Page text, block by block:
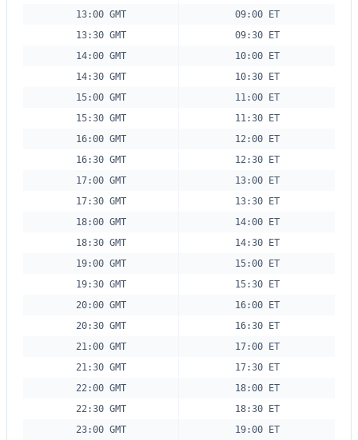
13:00 GMT
09:00 ET
13:30 GMT
09:30 ET
14:00 GMT
10:00 ET
14:30 GMT
10:30 ET
15:00 GMT
11:00 ET
15:30 GMT
11:30 ET
16:00 GMT
12:00 ET
16:30 GMT
12:30 ET
17:00 GMT
13:00 ET
17:30 GMT
13:30 ET
18:00 GMT
14:00 ET
18:30 GMT
14:30 ET
19:00 GMT
15:00 ET
19:30 GMT
15:30 ET
20:00 GMT
16:00 ET
20:30 GMT
16:30 ET
21:00 GMT
17:00 ET
21:30 GMT
17:30 ET
22:00 GMT
18:00 ET
22:30 GMT
18:30 ET
23:00 GMT
19:00 ET